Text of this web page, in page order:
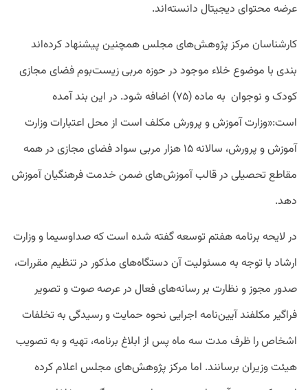
عرضه محتوای دیجیتال دانسته‌اند.
کارشناسان مرکز پژوهش‌های مجلس همچنین پیشنهاد کرده‌اند
بندی با موضوع خلاء موجود در حوزه مربی زیست‌بوم فضای مجازی
کودک و نوجوان به ماده (۷۵) اضافه شود. در این بند آمده
است:«وزارت آموزش و پرورش مکلف است از محل اعتبارات وزارت
آموزش و پرورش، سالانه ۱۵ هزار مربی سواد فضای مجازی در همه
مقاطع تحصیلی در قالب آموزش‌های ضمن خدمت فرهنگیان آموزش
دهد.
در لایحه برنامه هفتم توسعه گفته شده است که صداوسیما و وزارت
ارشاد با توجه به مسئولیت آن دستگاه‌های مذکور در تنظیم مقررات،
صدور مجوز و نظارت بر رسانه‌های فعال در عرصه صوت و تصویر
فراگیر مکلفند آیین‌نامه اجرایی نحوه حمایت و رسیدگی به تخلفات
اشخاص را ظرف مدت سه ماه پس از ابلاغ برنامه، تهیه و به تصویب
هیئت وزیران برسانند. اما مرکز پژوهش‌های مجلس اعلام کرده